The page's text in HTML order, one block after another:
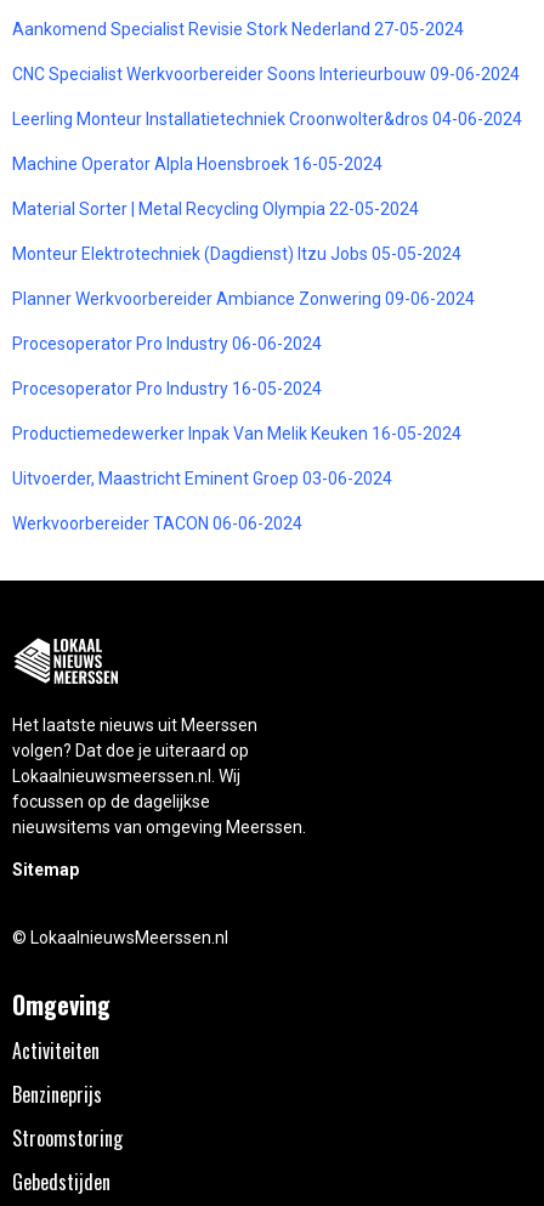
Aankomend Specialist Revisie Stork Nederland 27-05-2024
CNC Specialist Werkvoorbereider Soons Interieurbouw 09-06-2024
Leerling Monteur Installatietechniek Croonwolter&dros 04-06-2024
Machine Operator Alpla Hoensbroek 16-05-2024
Material Sorter | Metal Recycling Olympia 22-05-2024
Monteur Elektrotechniek (Dagdienst) Itzu Jobs 05-05-2024
Planner Werkvoorbereider Ambiance Zonwering 09-06-2024
Procesoperator Pro Industry 06-06-2024
Procesoperator Pro Industry 16-05-2024
Productiemedewerker Inpak Van Melik Keuken 16-05-2024
Uitvoerder, Maastricht Eminent Groep 03-06-2024
Werkvoorbereider TACON 06-06-2024
Het laatste nieuws uit Meerssen
volgen? Dat doe je uiteraard op
Lokaalnieuwsmeerssen.nl. Wij
focussen op de dagelijkse
nieuwsitems van omgeving Meerssen.
Sitemap
© LokaalnieuwsMeerssen.nl
Omgeving
Activiteiten
Benzineprijs
Stroomstoring
Gebedstijden